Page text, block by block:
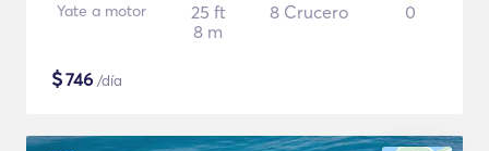
Yate a motor
25 ft
8 m
8 Crucero 0
$746 /día